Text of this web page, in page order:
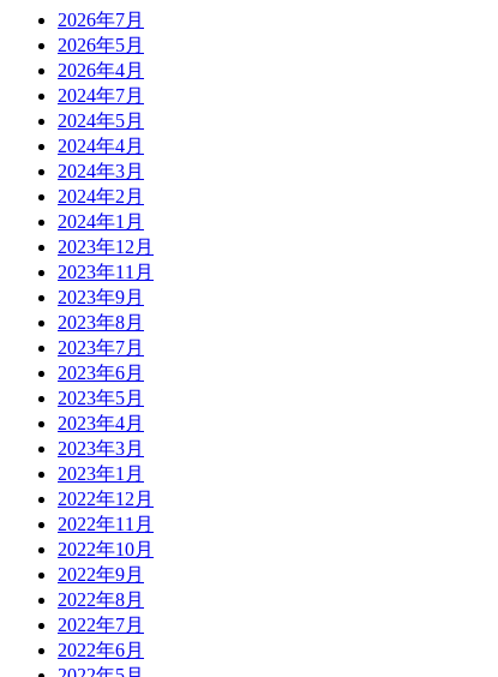
2026年7月
2026年5月
2026年4月
2024年7月
2024年5月
2024年4月
2024年3月
2024年2月
2024年1月
2023年12月
2023年11月
2023年9月
2023年8月
2023年7月
2023年6月
2023年5月
2023年4月
2023年3月
2023年1月
2022年12月
2022年11月
2022年10月
2022年9月
2022年8月
2022年7月
2022年6月